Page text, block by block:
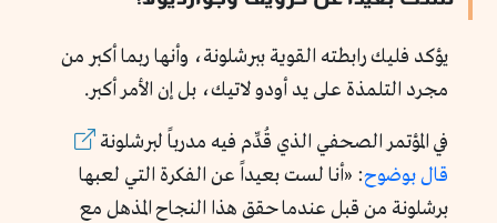
يؤكد فليك رابطته القوية ببرشلونة، وأنها ربما أكبر من
مجرد التلمذة على يد أودو لاتيك، بل إن الأمر أكبر.
في المؤتمر الصحفي الذي قُدِّم فيه مدرباً لبرشلونة
قال بوضوح: «أنا لست بعيداً عن الفكرة التي لعبها
برشلونة من قبل عندما حقق هذا النجاح المذهل مع